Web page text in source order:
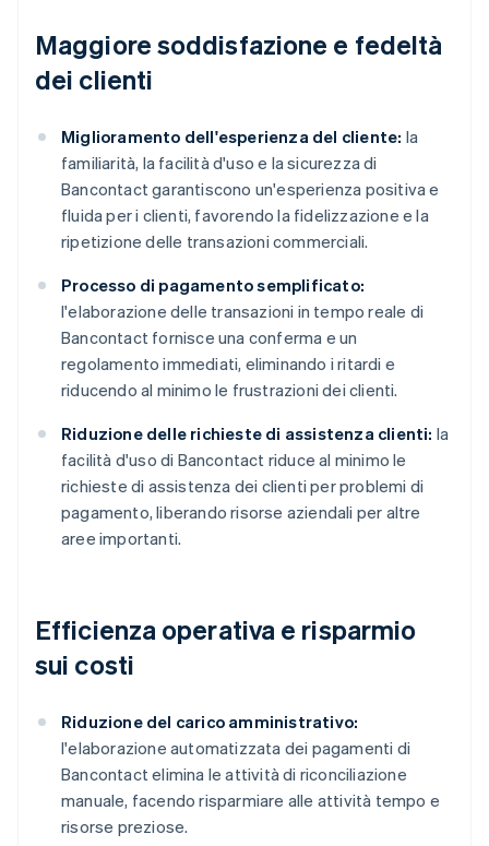
Maggiore soddisfazione e fedeltà
dei clienti
Miglioramento dell'esperienza del cliente: la
familiarità, la facilità d'uso e la sicurezza di
Bancontact garantiscono un'esperienza positiva e
fluida per i clienti, favorendo la fidelizzazione e la
ripetizione delle transazioni commerciali.
Processo di pagamento semplificato:
l'elaborazione delle transazioni in tempo reale di
Bancontact fornisce una conferma e un
regolamento immediati, eliminando i ritardi e
riducendo al minimo le frustrazioni dei clienti.
Riduzione delle richieste di assistenza clienti: la
facilità d'uso di Bancontact riduce al minimo le
richieste di assistenza dei clienti per problemi di
pagamento, liberando risorse aziendali per altre
aree importanti.
Efficienza operativa e risparmio
sui costi
Riduzione del carico amministrativo:
l'elaborazione automatizzata dei pagamenti di
Bancontact elimina le attività di riconciliazione
manuale, facendo risparmiare alle attività tempo e
risorse preziose.